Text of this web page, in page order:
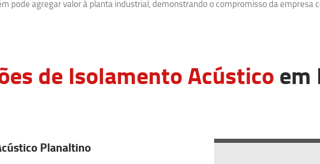
pode agregar valor à planta industrial, demonstrando o compromisso da
de Isolamento Acústicoem
Planaltino